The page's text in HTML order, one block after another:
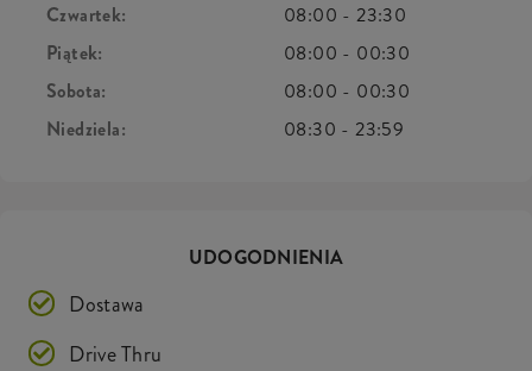
Czwartek:
08:00 -23:30
Piątek:
08:00 - 00:30
Sobota:
08:00 - 00:30
Niedziela:
08:30 -23:59
UDOGODNIENIA
Dostawa
Drive Thru